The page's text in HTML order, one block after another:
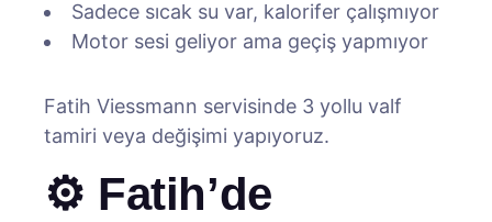
Sadece sıcak su var, kalorifer çalışmıyor
Motor sesi geliyor ama geçiş yapmıyor
Fatih Viessmann servisinde 3 yollu valf
tamiri veya değişimi yapıyoruz.
⚙️ Fatih’de